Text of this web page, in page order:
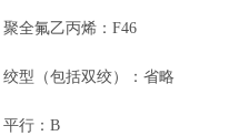
聚全氟乙丙烯： F46
绞型（包括双绞）：省略
平行： B